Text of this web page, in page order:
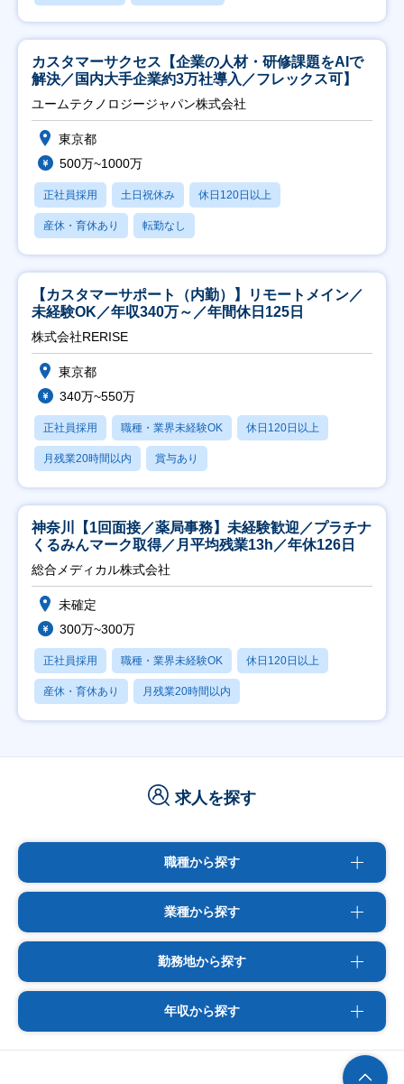
カスタマーサクセス【企業の人材・研修課題をAIで
解決／国内大手企業約3万社導入／フレックス可】
ユームテクノロジージャパン株式会社
東京都
500万~1000万
正社員採用 土日祝休み 休日120日以上
産休・育休あり 転勤なし
【カスタマーサポート（内勤）】リモートメイン／
未経験OK／年収340万～／年間休日125日
株式会社RERISE
東京都
340万~550万
正社員採用 職種・業界未経験OK 休日120日以上
月残業20時間以内 賞与あり
神奈川【1回面接／薬局事務】未経験歓迎／プラチナ
くるみんマーク取得／月平均残業13h／年休126日
総合メディカル株式会社
未確定
300万~300万
正社員採用 職種・業界未経験OK 休日120日以上
産休・育休あり 月残業20時間以内
求人を探す
職種から探す
業種から探す
勤務地から探す
年収から探す